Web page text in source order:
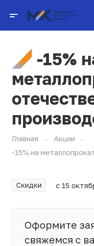
-15%
Главная — Акции —
-15% на
Скидки с 15
Оформите
свяжемся с